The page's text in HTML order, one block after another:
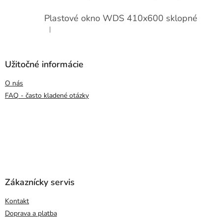
Plastové okno WDS 410x600 sklopné
Hodnotenie produktu je 5 z 5 hviezdičiek.
|
Užitočné informácie
O nás
FAQ - často kladené otázky
Zákaznícky servis
Kontakt
Doprava a platba